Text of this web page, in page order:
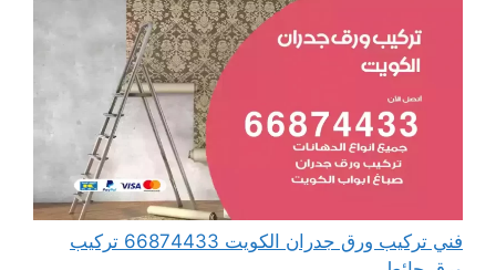
فني تركيب ورق جدران الكويت 66874433 تركيب